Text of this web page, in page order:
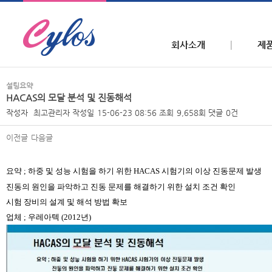
회사소개 제
설팅요약
HACAS의 모달 분석 및 진동해석
작성자 최고관리자 작성일 15-06-23 08:56 조회 9,658회 댓글 0건
이전글 다음글
요약 ; 하중 및 성능 시험을 하기 위한 HACAS 시험기의 이상 진동문제 발생
진동의 원인을 파악하고 진동 문제를 해결하기 위한 설치 조건 확인
시험 장비의 설계 및 해석 방법 확보
업체 ; 우레아텍 (2012년)